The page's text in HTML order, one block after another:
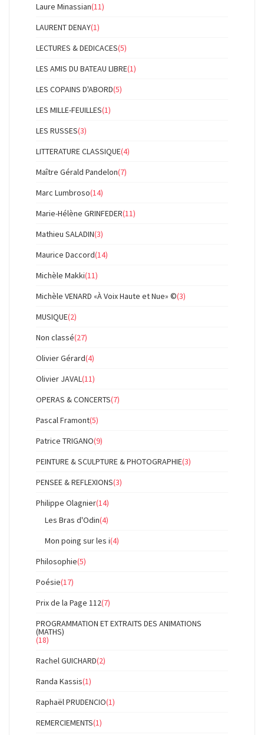
Laure Minassian(11)
LAURENT DENAY(1)
LECTURES & DEDICACES(5)
LES AMIS DU BATEAU LIBRE(1)
LES COPAINS D'ABORD(5)
LES MILLE-FEUILLES(1)
LES RUSSES(3)
LITTERATURE CLASSIQUE(4)
Maître Gérald Pandelon(7)
Marc Lumbroso(14)
Marie-Hélène GRINFEDER(11)
Mathieu SALADIN(3)
Maurice Daccord(14)
Michèle Makki(11)
Michèle VENARD «À Voix Haute et Nue» ©(3)
MUSIQUE(2)
Non classé(27)
Olivier Gérard(4)
Olivier JAVAL (11)
OPERAS & CONCERTS(7)
Pascal Framont(5)
Patrice TRIGANO(9)
PEINTURE & SCULPTURE & PHOTOGRAPHIE(3)
PENSEE & REFLEXIONS(3)
Philippe Olagnier(14)
Les Bras d'Odin(4)
Mon poing sur les i(4)
Philosophie(5)
Poésie(17)
Prix de la Page 112(7)
PROGRAMMATION ET EXTRAITS DES ANIMATIONS
(MATHS)
(18)
Rachel GUICHARD(2)
Randa Kassis(1)
Raphaël PRUDENCIO(1)
REMERCIEMENTS(1)